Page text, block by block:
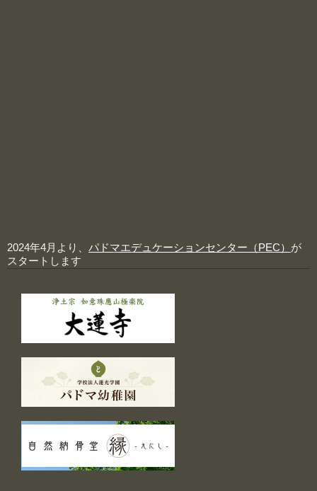
2024年4月より、 パドマエデュケーションセンター（PEC） が
スタートします